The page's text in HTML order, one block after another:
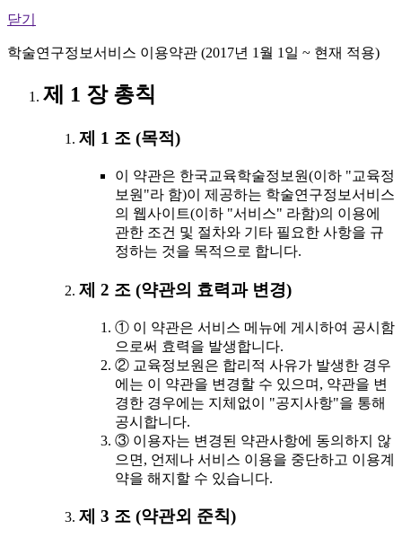
닫기
학술연구정보서비스 이용약관 (2017년 1월 1일 ~ 현재 적용)
제 1 장 총칙
제 1 조 (목적)
이 약관은 한국교육학술정보원(이하 "교육정
보원"라 함)이 제공하는 학술연구정보서비스
의 웹사이트(이하 "서비스" 라함)의 이용에
관한 조건 및 절차와 기타 필요한 사항을 규
정하는 것을 목적으로 합니다.
제 2 조 (약관의 효력과 변경)
① 이 약관은 서비스 메뉴에 게시하여 공시함
으로써 효력을 발생합니다.
② 교육정보원은 합리적 사유가 발생한 경우
에는 이 약관을 변경할 수 있으며, 약관을 변
경한 경우에는 지체없이 "공지사항"을 통해
공시합니다.
③ 이용자는 변경된 약관사항에 동의하지 않
으면, 언제나 서비스 이용을 중단하고 이용계
약을 해지할 수 있습니다.
제 3 조 (약관외 준칙)